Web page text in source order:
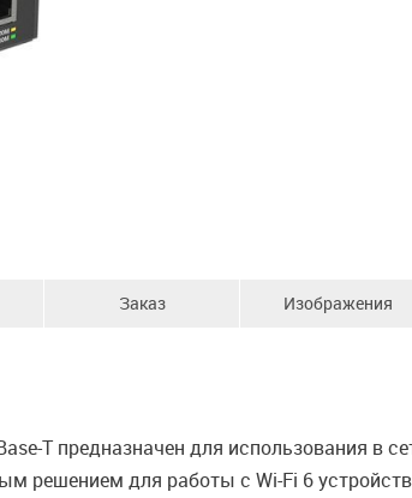
Заказ Изображения
T предназначен для использования в
решением для работы с Wi-Fi 6